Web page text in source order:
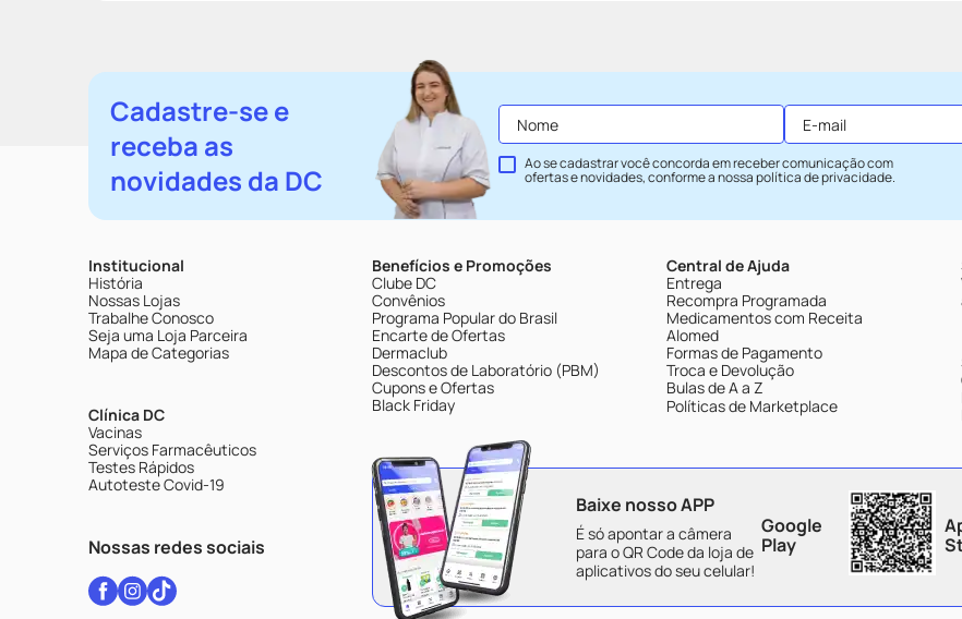
Cadastre-se e
receba as
novidades da DC
Ao se cadastrar você concorda em receber comunicação com
ofertas e novidades, conforme a nossapolítica de privacidade.
Institucional
História
Nossas Lojas
Trabalhe Conosco
Seja uma Loja Parceira
Mapa de Categorias
Clínica DC
Vacinas
Serviços Farmacêuticos
Testes Rápidos
Autoteste Covid-19
Nossas redes sociais
Benefícios e Promoções
Clube DC
Convênios
Programa Popular do Brasil
Encarte de Ofertas
Dermaclub
Descontos de Laboratório (PBM)
Cupons e Ofertas
Black Friday
Central de Ajuda
Entrega
Recompra Programada
Medicamentos com Receita
Alomed
Formas de Pagamento
Troca e Devolução
Bulas de A a Z
Políticas de Marketplace
Baixe nosso APP
É só apontar a câmera
para o QR Code da loja de
aplicativos do seu celular!
Google
Play